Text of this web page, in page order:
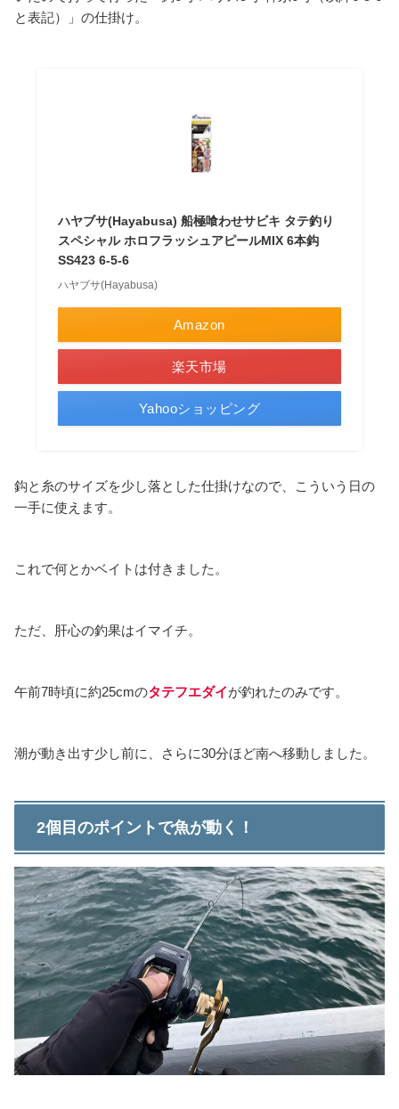
と表記）」の仕掛け。
ハヤブサ(Hayabusa) 船極喰わせサビキ タテ釣り
スペシャル ホロフラッシュアピールMIX 6本鈎
SS423 6-5-6
ハヤブサ(Hayabusa)
Amazon
楽天市場
Yahooショッピング
鈎と糸のサイズを少し落とした仕掛けなので、こういう日の
一手に使えます。
これで何とかベイトは付きました。
ただ、肝心の釣果はイマイチ。
午前7時頃に約25cmのタテフエダイが釣れたのみです。
潮が動き出す少し前に、さらに30分ほど南へ移動しました。
2個目のポイントで魚が動く！